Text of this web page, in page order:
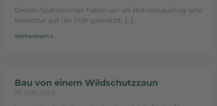
Diesen Spätsommer haben wir als Betriebsausflug eine
Kanutour auf der Stör gemacht.
Weiterlesen »
Bau von einem Wildschutzzaun
19. Mai 2023